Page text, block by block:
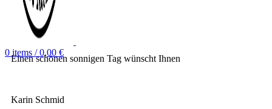
0 items / 0,00 €
Einen schönen sonnigen Tag wünscht Ihnen
Karin Schmid